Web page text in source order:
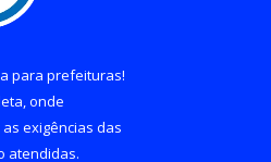
para prefeituras!
onde
exigências das
atendidas.